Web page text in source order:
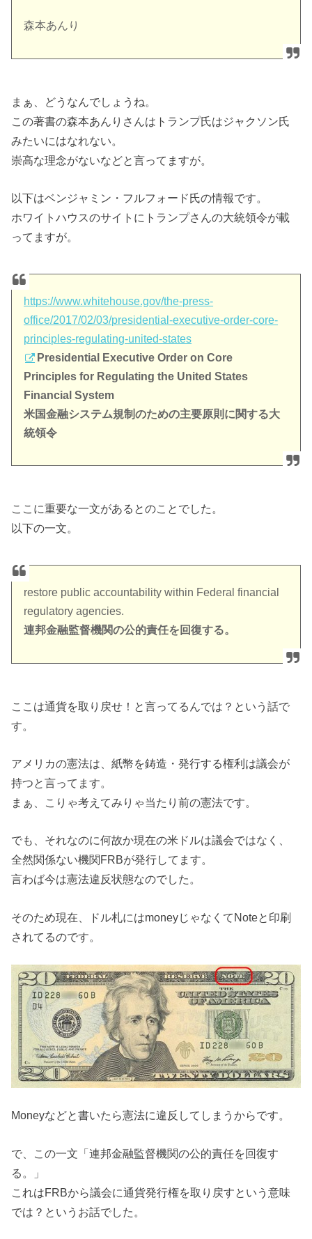
森本あんり
まぁ、どうなんでしょうね。
この著書の森本あんりさんはトランプ氏はジャクソン氏
みたいにはなれない。
崇高な理念がないなどと言ってますが。
以下はベンジャミン・フルフォード氏の情報です。
ホワイトハウスのサイトにトランプさんの大統領令が載
ってますが。
https://www.whitehouse.gov/the-press-
office/2017/02/03/presidential-executive-order-core-
principles-regulating-united-states
Presidential Executive Order on Core
Principles for Regulating the United States
Financial System
米国金融システム規制のための主要原則に関する大
統領令
ここに重要な一文があるとのことでした。
以下の一文。
restore public accountability within Federal financial
regulatory agencies.
連邦金融監督機関の公的責任を回復する。
ここは通貨を取り戻せ！と言ってるんでは？という話で
す。
アメリカの憲法は、紙幣を鋳造・発行する権利は議会が
持つと言ってます。
まぁ、こりゃ考えてみりゃ当たり前の憲法です。
でも、それなのに何故か現在の米ドルは議会ではなく、
全然関係ない機関FRBが発行してます。
言わば今は憲法違反状態なのでした。
そのため現在、ドル札にはmoneyじゃなくてNoteと印刷
されてるのです。
Moneyなどと書いたら憲法に違反してしまうからです。
で、この一文「連邦金融監督機関の公的責任を回復す
る。」
これはFRBから議会に通貨発行権を取り戻すという意味
では？というお話でした。